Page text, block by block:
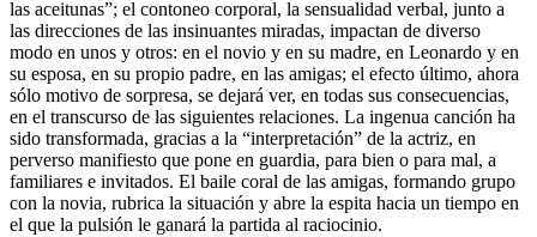
las aceitunas”; el contoneo corporal, la sensualidad verbal, junto a
las direcciones de las insinuantes miradas, impactan de diverso
modo en unos y otros: en el novio y en su madre, en Leonardo y en
su esposa, en su propio padre, en las amigas; el efecto último, ahora
sólo motivo de sorpresa, se dejará ver, en todas sus consecuencias,
en el transcurso de las siguientes relaciones. La ingenua canción ha
sido transformada, gracias a la “interpretación” de la actriz, en
perverso manifiesto que pone en guardia, para bien o para mal, a
familiares e invitados. El baile coral de las amigas, formando grupo
con la novia, rubrica la situación y abre la espita hacia un tiempo en
el que la pulsión le ganará la partida al raciocinio.